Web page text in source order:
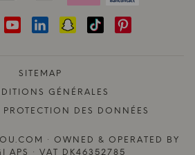
SITEMAP
GÉNÉRALES
PROTECTION DES DONNÉES
· OWNED & OPERATED BY
APS · VAT DK46352785